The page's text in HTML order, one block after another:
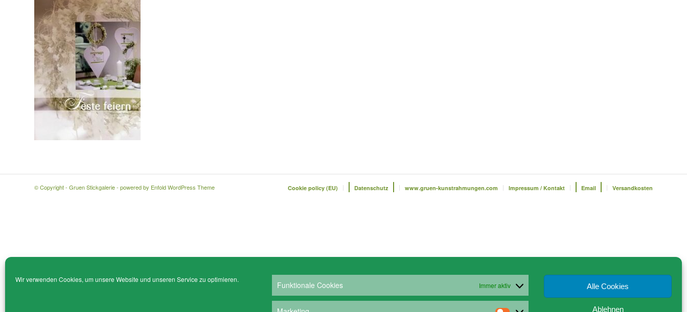
Wir verwenden Cookies, um unsere Website und unseren Service zu optimieren.
Funktionale Cookies Immer aktiv Alle Cookies
Ablehnen
© Copyright - Gruen Stickgalerie - powered by Enfold WordPress Theme Cookie policy (EU) Datenschutz www.gruen-kunstrahmungen.com Impressum / Kontakt Email Versandkosten